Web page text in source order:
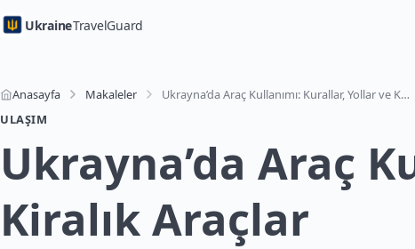
UkraineTravelGuard
Anasayfa Makaleler
Ukrayna’da Araç Kullanımı: Kurallar, Yollar ve Kiralık Araçlar
ULAŞIM
Ukrayna’da Araç
Kiralık Araçlar